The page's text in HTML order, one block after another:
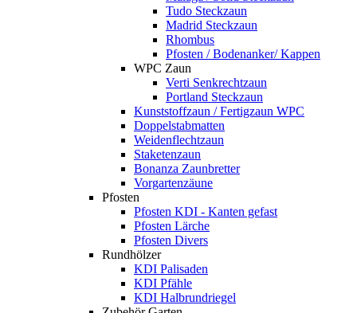
Tudo Steckzaun
Madrid Steckzaun
Rhombus
Pfosten / Bodenanker/ Kappen
WPC Zaun
Verti Senkrechtzaun
Portland Steckzaun
Kunststoffzaun / Fertigzaun WPC
Doppelstabmatten
Weidenflechtzaun
Staketenzaun
Bonanza Zaunbretter
Vorgartenzäune
Pfosten
Pfosten KDI - Kanten gefast
Pfosten Lärche
Pfosten Divers
Rundhölzer
KDI Palisaden
KDI Pfähle
KDI Halbrundriegel